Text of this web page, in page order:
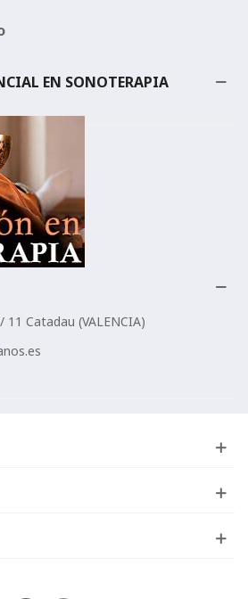
EN SONOTERAPIA
Catadau (VALENCIA)